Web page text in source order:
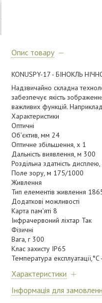
Опис товару
KONUSPY-17 - БІНОКЛЬ
Надзвичайно складна
забезпечує якість
важливих функцій.
Характеристики
Оптичні
Об'єктив, мм 24
Оптичне збільшення, x 1
Дальність виявлення, м 300
Роздільна здатність
Поле зору, м 175/1000
Живлення
Тип елементів живлення
Додаткові можливості
Карта пам'яті 8
Інфрачервоний ліхтар Так
Фізичні
Вага, г 300
Клас захисту IP65
Температура
Характеристики
Інформація для